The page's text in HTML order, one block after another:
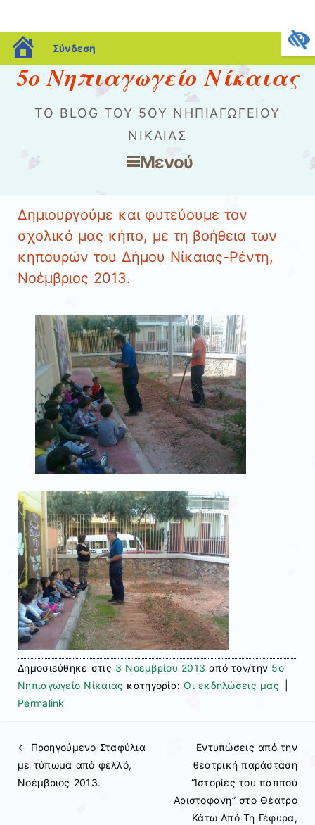
blogs.sch.gr
Σύνδεση
5ο Νηπιαγωγείο Νίκαιας
ΤΟ BLOG ΤΟΥ 5ΟΥ ΝΗΠΙΑΓΩΓΕΊΟΥ
ΝΊΚΑΙΑΣ
Μενού
Δημιουργούμε και φυτεύουμε τον
σχολικό μας κήπο, με τη βοήθεια των
κηπουρών του Δήμου Νίκαιας-Ρέντη,
Νοέμβριος 2013.
Δημοσιεύθηκε στις 3 Νοεμβρίου 2013 από τον/την 5ο
Νηπιαγωγείο Νίκαιας κατηγορία:Οι εκδηλώσεις μας
Permalink
Πλοήγηση άρθρων
← Προηγούμενo Σταφύλια
με τύπωμα από φελλό,
Νοέμβριος 2013.
Εντυπώσεις από την
θεατρική παράσταση
“Ιστορίες του παππού
Αριστοφάνη” στο Θέατρο
Κάτω Από Τη Γέφυρα,